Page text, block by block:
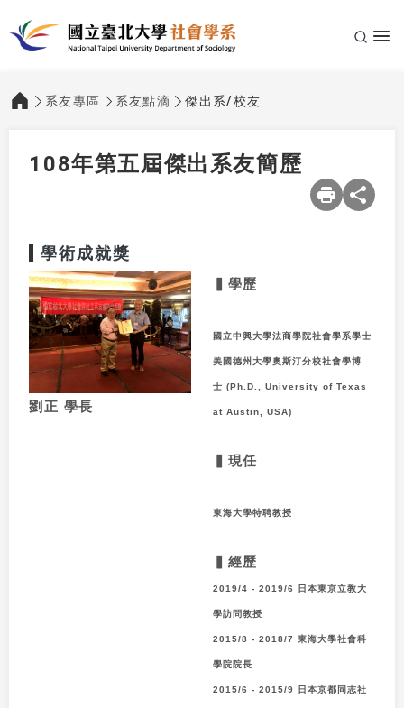
::: 系友專區 系友點滴 傑出系/校友
108年第五屆傑出系友簡歷
學術成就獎
劉正 學長
▍學歷
國立中興大學法商學院社會學系學士
美國德州大學奧斯汀分校社會學博
士 (Ph.D., University of Texas
at Austin, USA)
▍現任
東海大學特聘教授
▍經歷
2019/4 - 2019/6 日本東京立教大
學訪問教授
2015/8 - 2018/7 東海大學社會科
學院院長
2015/6 - 2015/9 日本京都同志社